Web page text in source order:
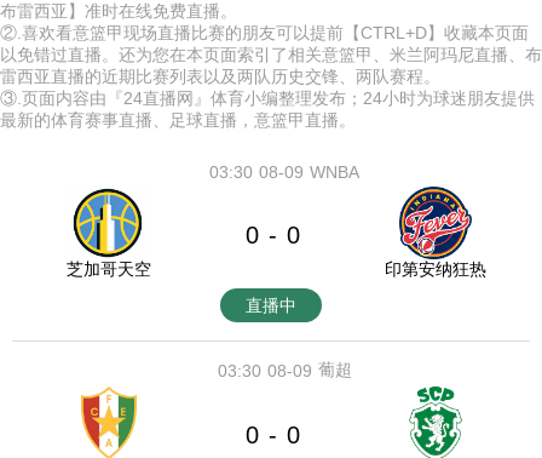
布雷西亚】准时在线免费直播。
②.喜欢看意篮甲现场直播比赛的朋友可以提前【CTRL+D】收藏本页面
以免错过直播。还为您在本页面索引了相关意篮甲、米兰阿玛尼直播、布
雷西亚直播的近期比赛列表以及两队历史交锋、两队赛程。
③.页面内容由『24直播网』体育小编整理发布；24小时为球迷朋友提供
最新的体育赛事直播、足球直播，意篮甲直播。
08-09
03:30 WNBA
芝加哥天空
0 - 0
印第安纳狂热
直播中
08-09
03:30 葡超
0 - 0